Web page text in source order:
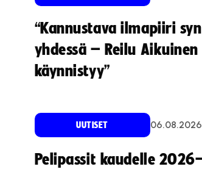
“Kannustava ilmapiiri
yhdessä – Reilu
käynnistyy”
UUTISET 06.08.2026
Pelipassit kaudelle